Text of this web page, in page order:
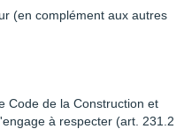
(en complément aux autres
Code de la Construction et
à respecter (art. 231.2